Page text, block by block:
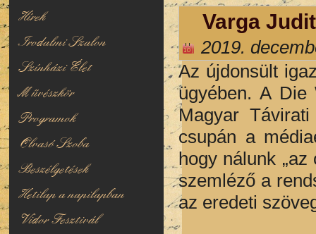
Hírek
Irodalmi Szalon
Színházi Élet
Művészkör
Programok
Olvasó Szoba
Beszélgetések
Hetilap a napilapban
Vidor Fesztivál
Varga
2019.
Az újdonsült
ügyében. A Die
Magyar
csupán a
hogy nálunk
szemléző a
az eredeti